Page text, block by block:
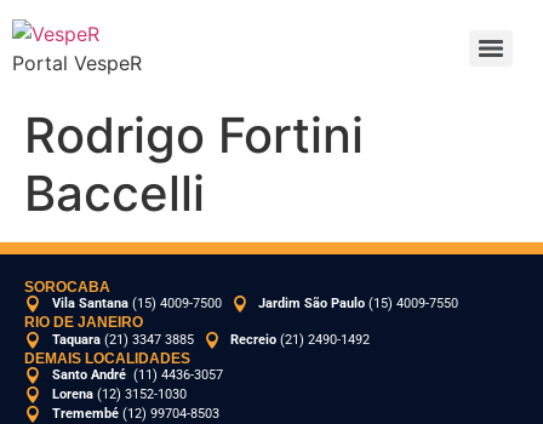
Portal VespeR
Rodrigo Fortini
Baccelli
SOROCABA
Vila Santana (15) 4009-7500 Jardim São Paulo (15) 4009-7550
RIO DE JANEIRO
Taquara (21) 3347 3885 Recreio (21) 2490-1492
DEMAIS LOCALIDADES
Santo André (11) 4436-3057
Lorena (12) 3152-1030
Tremembé (12) 99704-8503